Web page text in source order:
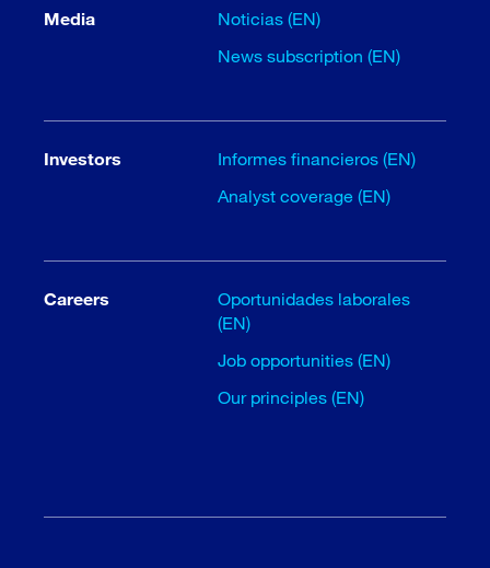
Media
Noticias (EN)
News subscription (EN)
Investors
Informes financieros (EN)
Analyst coverage (EN)
Careers
Oportunidades laborales
(EN)
Job opportunities (EN)
Our principles (EN)